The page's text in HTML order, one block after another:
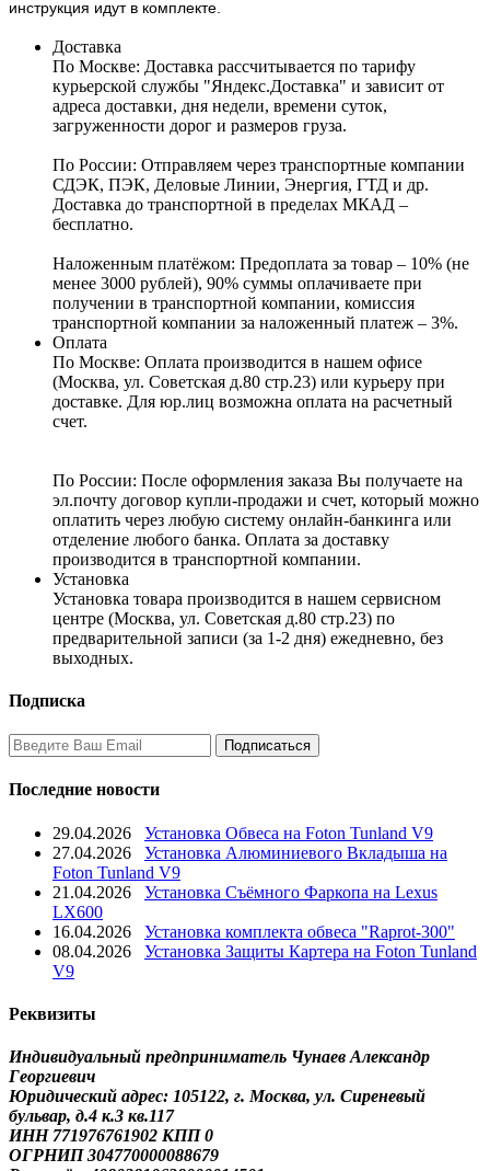
инструкция идут в комплекте.
Доставка
По Москве: Доставка рассчитывается по тарифу
курьерской службы "Яндекс.Доставка" и зависит от
адреса доставки, дня недели, времени суток,
загруженности дорог и размеров груза.
По России: Отправляем через транспортные компании
СДЭК, ПЭК, Деловые Линии, Энергия, ГТД и др.
Доставка до транспортной в пределах МКАД –
бесплатно.
Наложенным платёжом: Предоплата за товар – 10% (не
менее 3000 рублей), 90% суммы оплачиваете при
получении в транспортной компании, комиссия
транспортной компании за наложенный платеж – 3%.
Оплата
По Москве: Оплата производится в нашем офисе
(Москва, ул. Советская д.80 стр.23) или курьеру при
доставке. Для юр.лиц возможна оплата на расчетный
счет.
По России: После оформления заказа Вы получаете на
эл.почту договор купли-продажи и счет, который можно
оплатить через любую систему онлайн-банкинга или
отделение любого банка. Оплата за доставку
производится в транспортной компании.
Установка
Установка товара производится в нашем сервисном
центре (Москва, ул. Советская д.80 стр.23) по
предварительной записи (за 1-2 дня) ежедневно, без
выходных.
Подписка
Последние новости
29.04.2026
Установка Обвеса на Foton Tunland V9
27.04.2026
Установка Алюминиевого Вкладыша на
Foton Tunland V9
21.04.2026
Установка Съёмного Фаркопа на Lexus
LX600
16.04.2026
Установка комплекта обвеса "Raprot-300"
08.04.2026
Установка Защиты Картера на Foton Tunland
V9
Реквизиты
Индивидуальный предприниматель Чунаев Александр
Георгиевич
Юридический адрес: 105122, г. Москва, ул. Сиреневый
бульвар, д.4 к.3 кв.117
ИНН 771976761902 КПП 0
ОГРНИП 304770000088679